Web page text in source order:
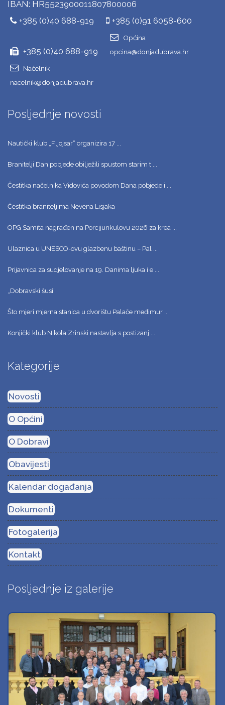
IBAN: HR5523900011807800006
+385 (0)40 688-919
+385 (0)91 6058-600
+385 (0)40 688-919
Općina
opcina@donjadubrava.hr
Načelnik
nacelnik@donjadubrava.hr
Posljednje novosti
Nautički klub „Fljojsar“ organizira 17 ...
Branitelji Dan pobjede obilježili spustom starim t ...
Čestitka načelnika Vidovića povodom Dana pobjede i ...
Čestitka braniteljima Nevena Lisjaka
OPG Samita nagrađen na Porcijunkulovu 2026 za krea ...
Ulaznica u UNESCO-ovu glazbenu baštinu – Pal ...
Prijavnica za sudjelovanje na 19. Danima ljuka i e ...
„Dobravski šusi“
Što mjeri mjerna stanica u dvorištu Palače međimur ...
Konjički klub Nikola Zrinski nastavlja s postizanj ...
Kategorije
Novosti
O Općini
O Dobravi
Obavijesti
Kalendar događanja
Dokumenti
Fotogalerija
Kontakt
Posljednje iz galerije